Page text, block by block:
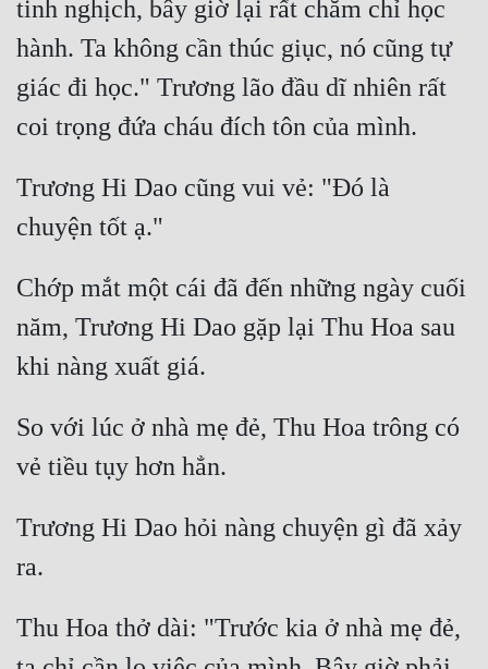
tinh nghịch, bây giờ lại rất chăm chỉ học
hành. Ta không cần thúc giục, nó cũng tự
giác đi học." Trương lão đầu dĩ nhiên rất
Trương Hi Dao cũng vui vẻ: "Đó là
Chớp mắt một cái đã đến những ngày cuối
năm, Trương Hi Dao gặp lại Thu Hoa sau
So với lúc ở nhà mẹ đẻ, Thu Hoa trông có
Trương Hi Dao hỏi nàng chuyện gì đã xảy
Thu Hoa thở dài: "Trước kia ở nhà mẹ đẻ,